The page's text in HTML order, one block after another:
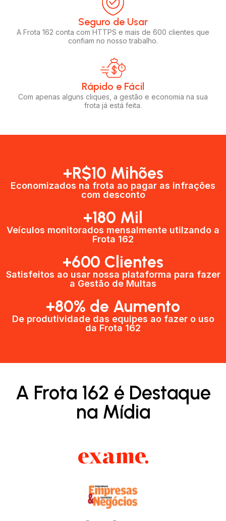
Seguro de Usar​
A Frota 162 conta com HTTPS e mais de 600 clientes que
confiam no nosso trabalho.
Rápido e Fácil​
Com apenas alguns cliques, a gestão e economia na sua
frota já está feita.
+R$10 Mihões
Economizados na frota ao pagar as infrações
com desconto
+180 Mil
Veículos monitorados mensalmente utilzando a
Frota 162
+600 Clientes​
Satisfeitos ao usar nossa plataforma para fazer
a Gestão de Multas​
+80% de Aumento
De produtividade das equipes ao fazer o uso
da Frota 162​
A Frota 162 é Destaque
na Mídia